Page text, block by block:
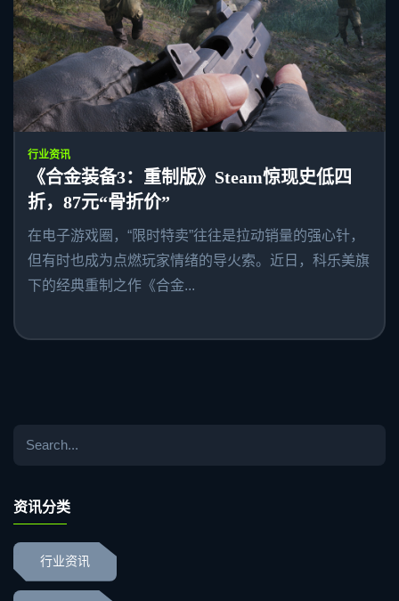
行业资讯
《合金装备3：重制版》Steam惊现史低四
折，87元“骨折价”
在电子游戏圈，“限时特卖”往往是拉动销量的强心针，
但有时也成为点燃玩家情绪的导火索。近日，科乐美旗
下的经典重制之作《合金...
资讯分类
行业资讯